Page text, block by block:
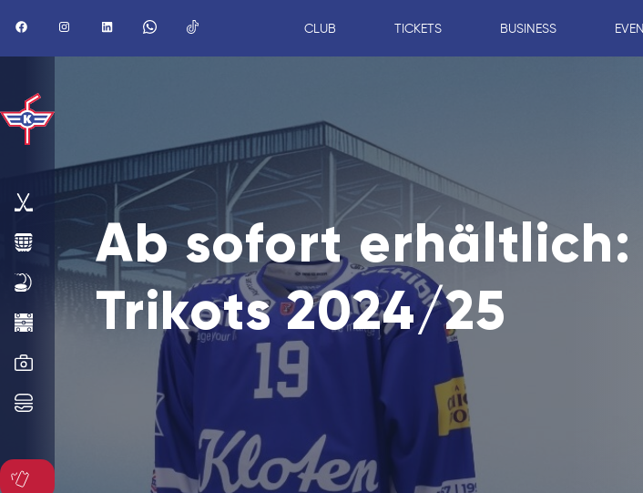
CLUB TICKETS BUSINESS
AKTUELL
MANNSCHAFT
SAISON
Ab sofort
Trikots 2024/25